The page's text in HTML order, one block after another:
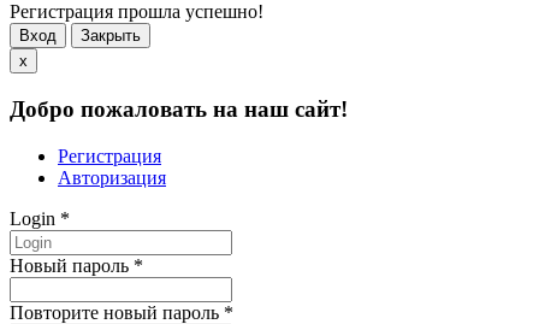
Регистрация прошла успешно!
Вход
Закрыть
x
Добро пожаловать на наш сайт!
Регистрация
Авторизация
Login *
Новый пароль *
Повторите новый пароль *